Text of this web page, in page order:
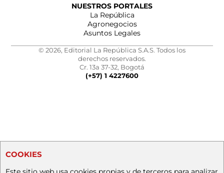
NUESTROS PORTALES
La República
Agronegocios
Asuntos Legales
© 2026, Editorial La República S.A.S. Todos los
derechos reservados.
Cr. 13a 37-32, Bogotá
(+57) 1 4227600
COOKIES